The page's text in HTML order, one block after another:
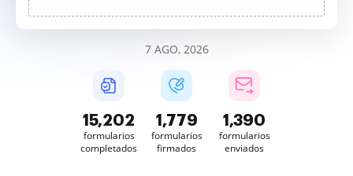
7 AGO, 2026
15,203
formularios
completados
1,779
formularios
firmados
1,390
formularios
enviados